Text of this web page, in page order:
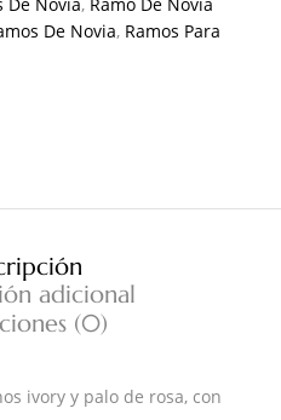
De Novia, Ramos Para
adicional
(0)
ivory y palo de rosa, con